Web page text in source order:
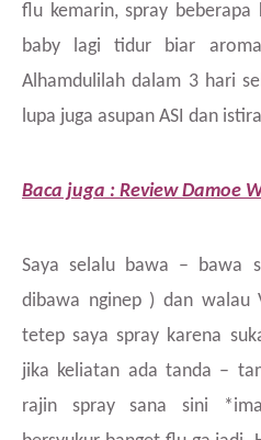
flu kemarin, spray
baby lagi tidur biar
Alhamdulilah dalam 3 hari
lupa juga asupan ASI dan
Baca juga : Review Damoe
Saya selalu bawa – bawa
dibawa nginep ) dan walau
tetep saya spray karena
jika keliatan ada tanda –
rajin spray sana sini